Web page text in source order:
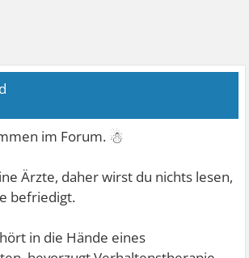
im Forum. ☃
Ärzte, daher wirst du nichts lesen,
befriedigt.
in die Hände eines